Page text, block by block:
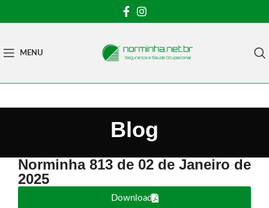
MENU
Blog
Norminha 813 de 02 de Janeiro de
2025
Download